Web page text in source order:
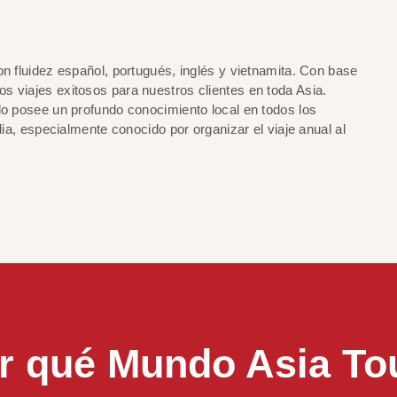
fluidez español, portugués, inglés y vietnamita. Con base
viajes exitosos para nuestros clientes en toda Asia.
posee un profundo conocimiento local en todos los
especialmente conocido por organizar el viaje anual al
qué Mundo Asia